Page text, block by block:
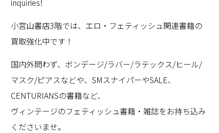
inquiries!
小宮山書店3階では、エロ・フェティッシュ関連書籍の
買取強化中です！
国内外問わず、ボンデージ/ラバー/ラテックス/ヒール/
マスク/ピアスなどや、SMスナイパーやSALE、
CENTURIANSの書籍など、
ヴィンテージのフェティッシュ書籍・雑誌をお持ち込み
くださいませ。